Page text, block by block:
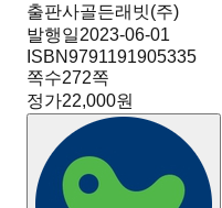
출판사골든래빗(주)
발행일2023-06-01
ISBN9791191905335
쪽수272쪽
정가22,000원